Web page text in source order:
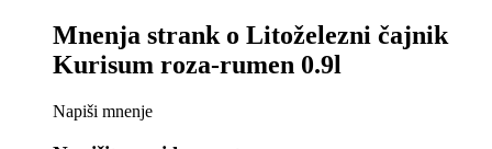
Mnenja strank o Litoželezni čajnik
Kurisum roza-rumen 0.9l
Napiši mnenje